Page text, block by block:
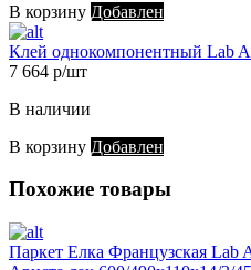
В корзину Добавлен
Клей однокомпонентный Lab
7 664 р/шт
В наличии
В корзину Добавлен
Похожие товары
Паркет Елка Французская Lab